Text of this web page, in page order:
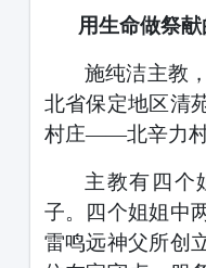
用生命做祭
施纯洁主教
北省保定地区清
村庄——北辛力村
主教有四个
子。四个姐姐中
雷鸣远神父所创